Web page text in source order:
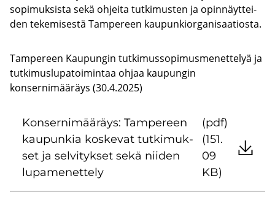
sopimuksista sekä oh­jei­ta tut­ki­mus­ten ja opin­näyt­tei­
den te­ke­mi­ses­tä Tam­pe­reen kau­pun­kior­ga­ni­saa­tios­ta.
Tampereen Kaupungin tutkimussopimusmenettelyä ja
tutkimuslupatoimintaa ohjaa kaupungin
konsernimääräys (30.4.2025)
Kon­ser­ni­mää­räys: Tam­pe­reen
kau­pun­kia kos­ke­vat tut­ki­muk­
set ja sel­vi­tyk­set sekä nii­den
lu­pa­me­net­te­ly
(pdf)
(151.
09
KB)